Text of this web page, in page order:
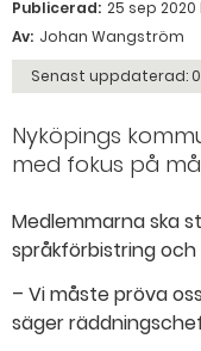
Publicerad: 25 sep 2020
Av: Johan Wangström
Senast uppdaterad:
Nyköpings
med fokus på
Medlemmarna ska
språkförbistring
– Vi måste pröva
säger